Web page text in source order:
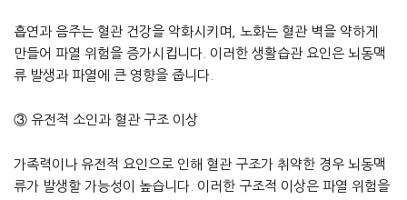
흡연과 음주는 혈관 건강을 악화시키며, 노화는 혈관 벽을 약하게
만들어 파열 위험을 증가시킵니다. 이러한 생활습관 요인은 뇌동맥
류 발생과 파열에 큰 영향을 줍니다.
③ 유전적 소인과 혈관 구조 이상
가족력이나 유전적 요인으로 인해 혈관 구조가 취약한 경우 뇌동맥
류가 발생할 가능성이 높습니다. 이러한 구조적 이상은 파열 위험을